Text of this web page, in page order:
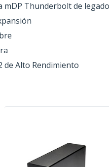
mDP Thunderbolt de legado
de Alto Rendimiento